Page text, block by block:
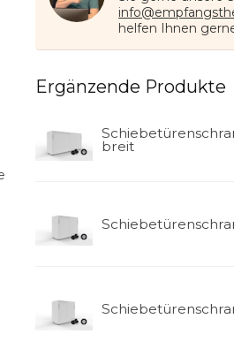
helfen Ihnen
Ergänzende Produkte
breit